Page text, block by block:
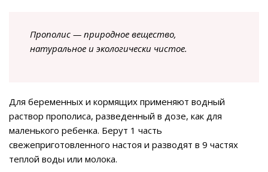
Прополис — природное вещество,
натуральное и экологически чистое.
Для беременных и кормящих применяют водный
раствор прополиса, разведенный в дозе, как для
маленького ребенка. Берут 1 часть
свежеприготовленного настоя и разводят в 9 частях
теплой воды или молока.